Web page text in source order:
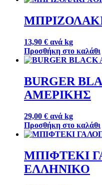
13,90 € ανά kg
Προσθήκη στο καλάθι
BURGER
ΑΜΕΡΙΚΗΣ
29,00 € ανά kg
Προσθήκη στο καλάθι
ΜΠΙΦΤΕΚΙ
ΕΛΛΗΝΙΚΟ